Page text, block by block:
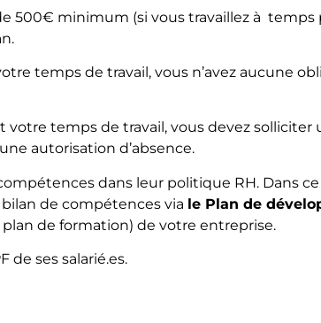
500€ minimum (si vous travaillez à temps
temps de travail, vous n’avez aucune
temps de travail, vous devez solliciter
autorisation d’absence.
dans leur politique RH. Dans ce
de compétences via le Plan de
de formation) de votre entreprise.
de ses salarié.es.